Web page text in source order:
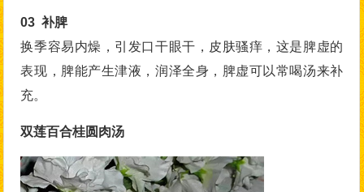
03 补脾
换季容易内燥，引发口干眼干，皮肤骚痒，这是脾虚的
表现，脾能产生津液，润泽全身，脾虚可以常喝汤来补
充。
双莲百合桂圆肉汤